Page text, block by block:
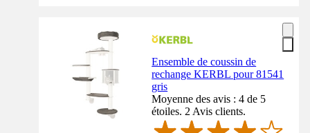
Ensemble de coussin de
rechange KERBL pour 81541
gris
Moyenne des avis : 4 de 5
étoiles. 2 Avis clients.